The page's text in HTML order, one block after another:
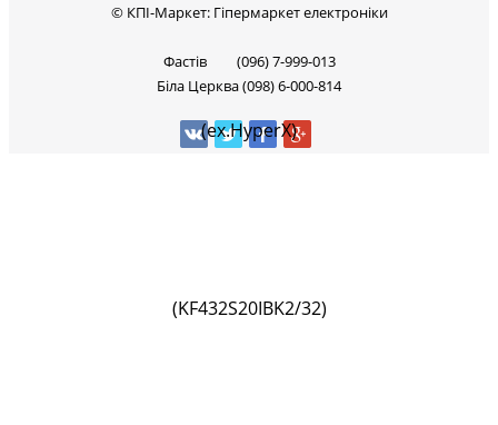
© КПІ-Маркет: Гіпермаркет електроніки
Фастів (096) 7-999-013
Біла Церква (098) 6-000-814